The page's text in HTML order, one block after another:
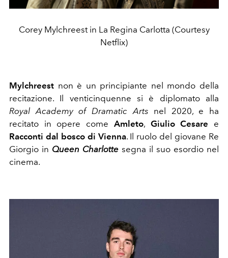
Corey Mylchreest in La Regina Carlotta (Courtesy
Netflix)
Mylchreest non è un principiante nel mondo della
recitazione. Il venticinquenne si è diplomato alla
Royal Academy of Dramatic Arts nel 2020, e ha
recitato in opere come Amleto, Giulio Cesare e
Racconti dal bosco di Vienna. Il ruolo del giovane Re
Giorgio in Queen Charlotte segna il suo esordio nel
cinema.